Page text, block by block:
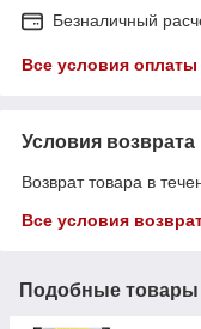
Безналичный
Все условия оплаты
Условия возврата
Возврат товара в
Все условия
Подобные товары